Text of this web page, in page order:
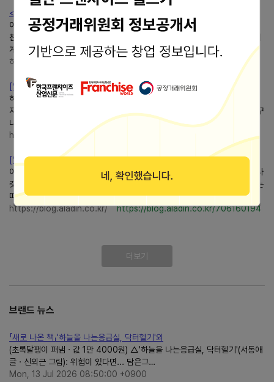
<내 친구의 모든 점 - 글, 그림 박혜성 / 광주그림책/광주독서학원/수....
이야기의그림책을 소개해드립니다 *^^* 친구를 좋아하는 마음은...그림책‘내
친구의 모든 점’은 친구를 바라보는 따뜻한 시선을 담은그림책입니다. 친구에
게는 내가 좋아하는 점도 있고, 나와 다른...
하늘을 나는 그림책 광주 수완
https://blog.naver.com/pecsuwan
[알라딘서재]<하늘을 나는아이들>-라이트 형제 이야기
하늘을 나는아이들 - 라이트형제 이야기 ㅣ 곧은나무그림책33앨런 드러먼드
지음, 고정아 옮김 / 곧은나무(삼성출판사) / 2006년 3월 품절 사람들은 누구
나하늘을자유롭게 날고 싶은 꿈을 가지고 있다고 생각해...
https://blog.aladin.co.kr/
https://blog.aladin.co.kr/710674126
[알라딘서재]우리 마녀 축제에 가자 - 빗자루 타고하늘을날 테야
아무튼 송송이는하늘을 나는빗자루가 없는 꼬마 마녀에요. 빗자루를 무척이나
갖고 싶어 하던 중, 마녀 축제에서 수수께끼를 풀면 소원을 하나씩 들어준다는
따끈따끈한 정보를 입수해요. 같이 갈 친구를...
https://blog.aladin.co.kr/
https://blog.aladin.co.kr/706160194
더보기
브랜드 뉴스
「새로 나온 책」'하늘을 나는응급실, 닥터헬기'외
(초록달팽이 펴냄ㆍ값 1만 4000원) △'하늘을 나는응급실, 닥터헬기'(서동애
글ㆍ신외근 그림): 위험이 있다면... 담은그…
Mon, 13 Jul 2026 08:50:00 +0900